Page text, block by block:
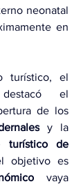
neonatal
turístico, el
y la
turístico de
objetivo es
vaya